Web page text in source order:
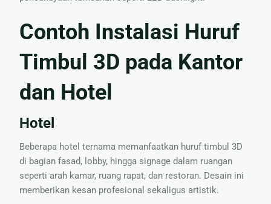
Contoh Instalasi Huruf
Timbul 3D pada Kantor
dan Hotel
Hotel
Beberapa hotel ternama memanfaatkan huruf timbul 3D
di bagian fasad, lobby, hingga signage dalam ruangan
seperti arah kamar, ruang rapat, dan restoran. Desain ini
memberikan kesan profesional sekaligus artistik.